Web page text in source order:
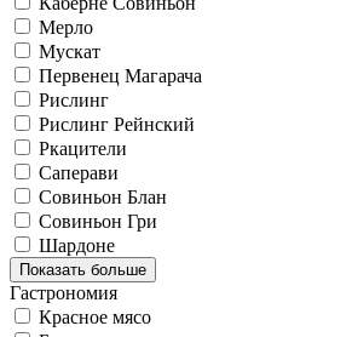
Мерло
Мускат
Первенец Магарача
Рислинг
Рислинг Рейнский
Ркацители
Саперави
Совиньон Блан
Совиньон Гри
Шардоне
Показать больше
Гастрономия
Красное мясо